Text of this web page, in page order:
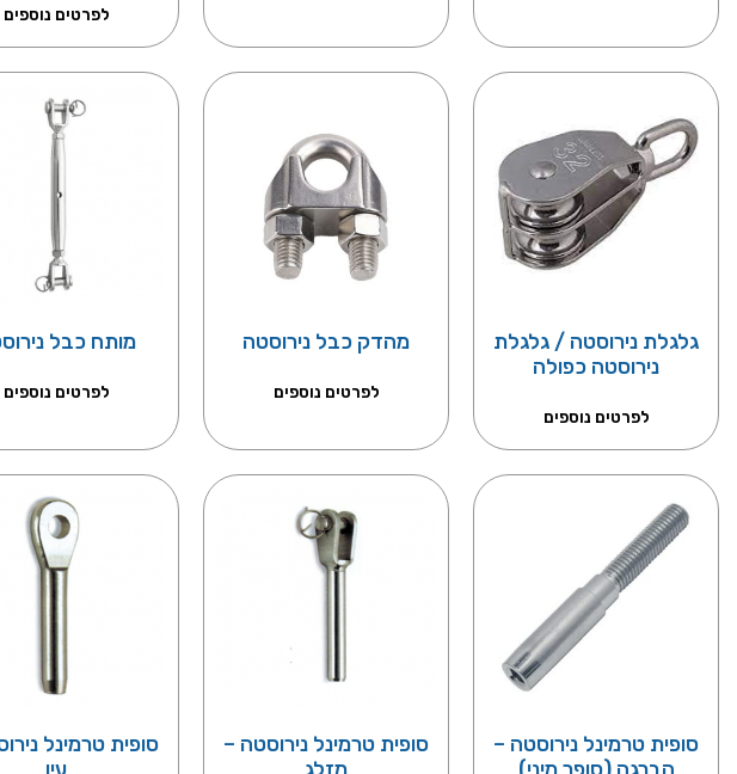
לפרטים נוספים
גלגלת נירוסטה / גלגלת
נירוסטה כפולה
לפרטים נוספים
מהדק כבל נירוסטה
לפרטים נוספים
מותח כבל
לפרטים נוספים
סופית טרמינל נירוסטה –
סופית טרמינל נירוסטה –
סופית טרמינל